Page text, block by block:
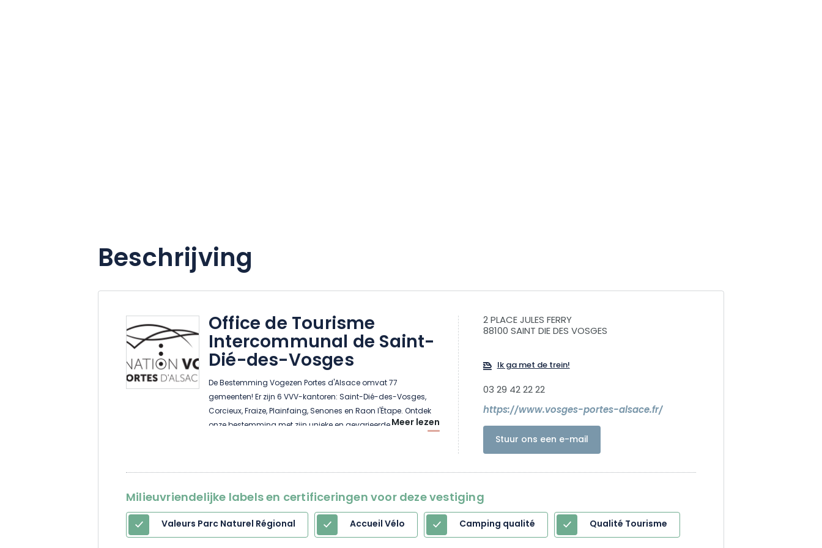
Beschrijving
Office de Tourisme
Intercommunal de Saint-
Dié-des-Vosges
De Bestemming Vogezen Portes d'Alsace omvat 77
gemeenten! Er zijn 6 VVV-kantoren: Saint-Dié-des-Vosges,
Corcieux, Fraize, Plainfaing, Senones en Raon l'Étape. Ontdek
onze bestemming met zijn unieke en gevarieerde
van authenticiteit, een zoektocht naar betekenis, een
concentraat van natuur en vooral een schatkamer!
Meer lezen
2 PLACE JULES FERRY
88100 SAINT DIE DES VOSGES
Ik ga met de trein!
03 29 42 22 22
https://www.vosges-portes-alsace.fr/
Stuur ons een e-mail
Milieuvriendelijke labels en certificeringen voor deze vestiging
Valeurs Parc Naturel Régional Accueil Vélo Camping qualité Qualité Tourisme